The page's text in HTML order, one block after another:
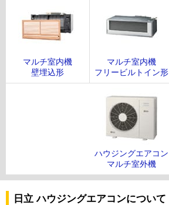
マルチ室内機
壁埋込形
マルチ室内機
フリービルトイン形
ハウジングエアコン
マルチ室外機
日立 ハウジングエアコンについて